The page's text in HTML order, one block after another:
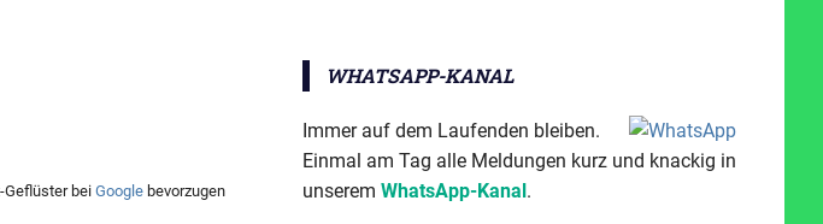
Geflüster beiGoogle bevorzugen
WHATSAPP-KANAL
Immer auf dem Laufenden bleiben.
Einmal am Tag alle Meldungen kurz und knackig in
unserem WhatsApp-Kanal.